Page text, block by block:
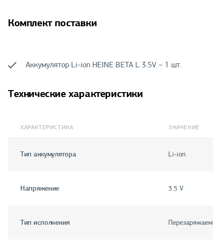
Комплект поставки
Аккумулятор Li-ion HEINE BETA L 3.5V − 1 шт.
Технические характеристики
ХАРАКТЕРИСТИКА ЗНАЧЕНИЕ
Тип аккумулятора Li-ion
Напряжение 3.5 V
Тип исполнения Перезаряжаемый